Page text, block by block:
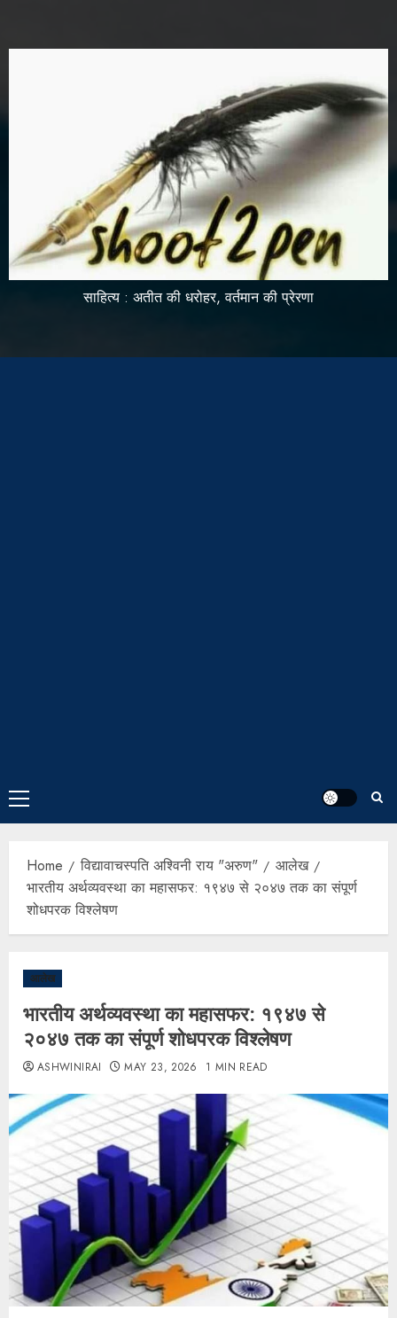
साहित्य : अतीत की धरोहर, वर्तमान की प्रेरणा
Home विद्यावाचस्पति अश्विनी राय "अरुण"
आलेख
भारतीय अर्थव्यवस्था का महासफर: १९४७ से २०४७ तक का संपूर्ण
शोधपरक विश्लेषण
आलेख
भारतीय अर्थव्यवस्था का महासफर: १९४७ से
२०४७ तक का संपूर्ण शोधपरक विश्लेषण
ASHWINIRAI MAY 23, 2026 1 MIN READ